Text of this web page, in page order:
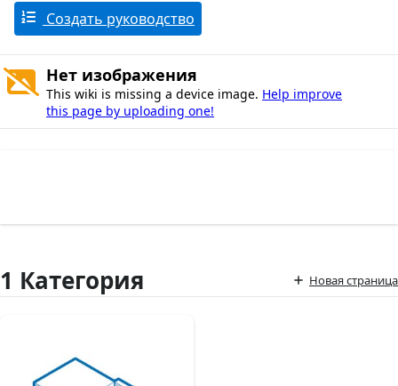
Создать руководство
Нет изображения
This wiki is missing a device image. Help improve
this page by uploading one!
1 Категория Новая страница